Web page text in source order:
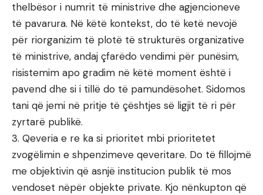
thelbësor i numrit të ministrive dhe agjencioneve
të pavarura. Në këtë kontekst, do të ketë nevojë
për riorganizim të plotë të strukturës organizative
të ministrive, andaj çfarëdo vendimi për punësim,
risistemim apo gradim në këtë moment është i
pavend dhe si i tillë do të pamundësohet. Sidomos
tani që jemi në pritje të çështjes së ligjit të ri për
zyrtarë publikë.
3. Qeveria e re ka si prioritet mbi prioritetet
zvogëlimin e shpenzimeve qeveritare. Do të fillojmë
me objektivin që asnjë institucion publik të mos
vendoset nëpër objekte private. Kjo nënkupton që